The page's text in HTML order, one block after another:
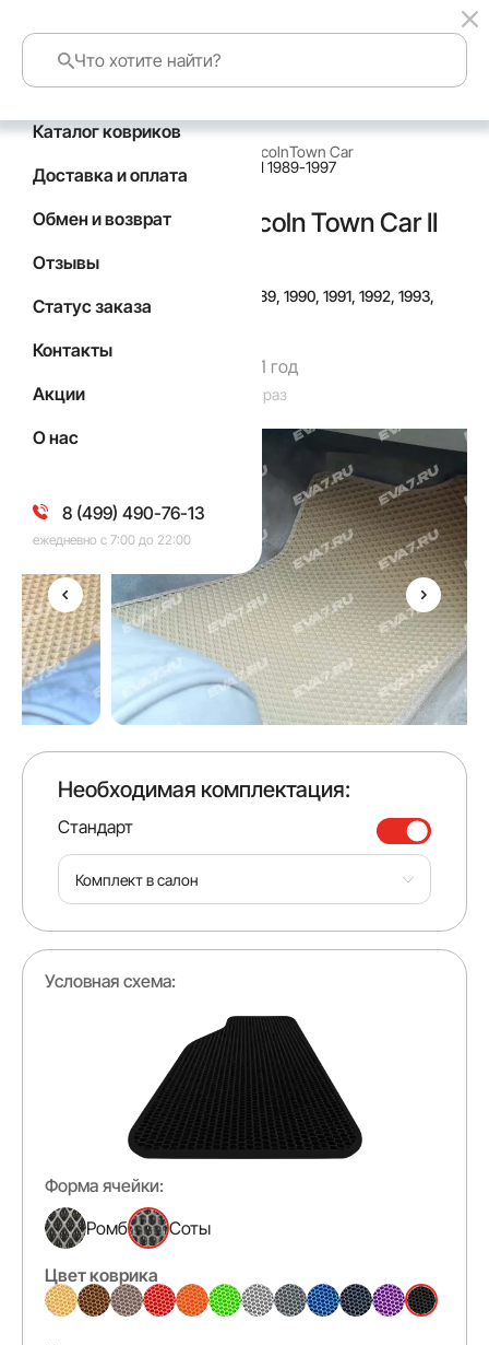
Каталог ковриков
Доставка и оплата
Обмен и возврат
Отзывы
Статус заказа
Контакты
Акции
О нас
8 (499) 490-76-13
ежедневно с 7:00 до 22:00
LincolnTown Car
Коврики в салон Lincoln Town Car II 1989-1997
Коврики в салон Lincoln Town Car II
1989-1997
Подойдут для
Год выпуска а/м: 1989, 1990, 1991, 1992, 1993,
1994, 1995, 1996, 1997
Гарантия производителя 1 год
Код товара: 5800 Товар заказан: 58 раз
Необходимая комплектация:
Стандарт
Комплект в салон
Условная схема:
Форма ячейки:
Ромб
Соты
Цвет коврика